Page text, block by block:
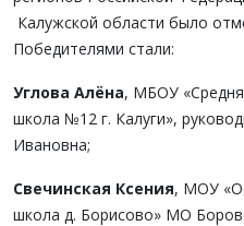
Калужской области было
Победителями стали:
Углова Алёна, МБОУ
школа №12 г. Калуги»,
Ивановна;
Свечинская Ксения, МОУ
школа д. Борисово» МО